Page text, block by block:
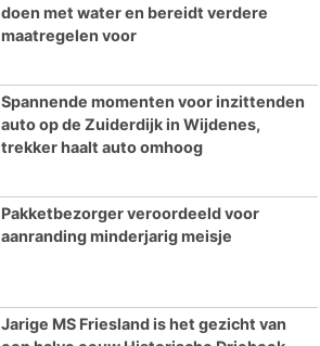
doen met water en bereidt verdere
maatregelen voor
Spannende momenten voor inzittenden
auto op de Zuiderdijk in Wijdenes,
trekker haalt auto omhoog
Pakketbezorger veroordeeld voor
aanranding minderjarig meisje
Jarige MS Friesland is het gezicht van